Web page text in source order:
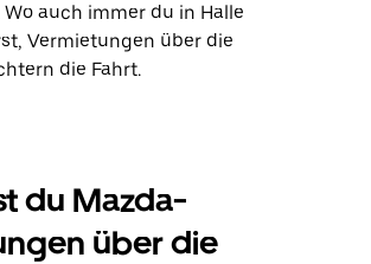
auch immer du in Halle
Vermietungen über die
die Fahrt.
du Mazda-
über die